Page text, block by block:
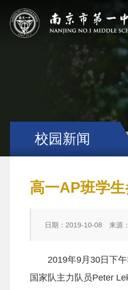
校园新闻
高一AP班学
日期：2019-10-08 来源
2019年9月30日下
国家队主力队员Peter